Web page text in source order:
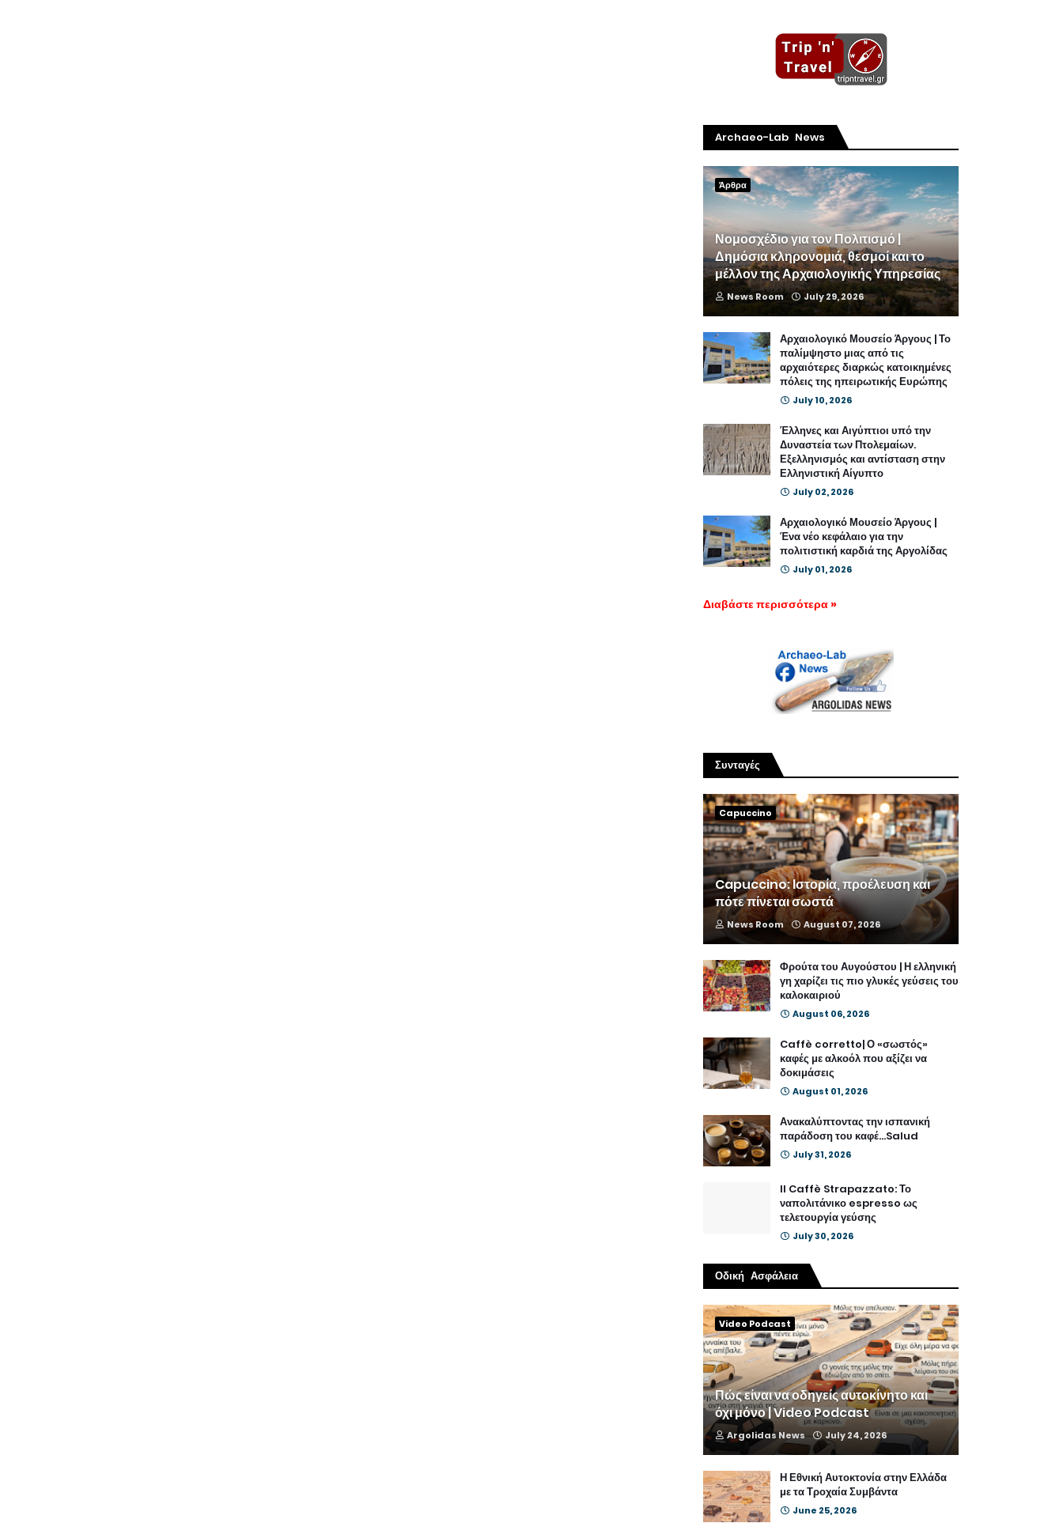
Archaeo-Lab News
Άρθρα
Νομοσχέδιο για τον Πολιτισμό |
Δημόσια κληρονομιά, θεσμοί και το
μέλλον της Αρχαιολογικής Υπηρεσίας
News Room July 29, 2026
Αρχαιολογικό Μουσείο Άργους | Το
παλίμψηστο μιας από τις
αρχαιότερες διαρκώς κατοικημένες
πόλεις της ηπειρωτικής Ευρώπης
July 10, 2026
Έλληνες και Αιγύπτιοι υπό την
Δυναστεία των Πτολεμαίων.
Εξελληνισμός και αντίσταση στην
Ελληνιστική Αίγυπτο
July 02, 2026
Αρχαιολογικό Μουσείο Άργους |
Ένα νέο κεφάλαιο για την
πολιτιστική καρδιά της Αργολίδας
July 01, 2026
Διαβάστε περισσότερα »
Συνταγές
Capuccino
Capuccino: Ιστορία, προέλευση και
πότε πίνεται σωστά
News Room August 07, 2026
Φρούτα του Αυγούστου | Η ελληνική
γη χαρίζει τις πιο γλυκές γεύσεις του
καλοκαιριού
August 06, 2026
Caffè corretto| Ο «σωστός»
καφές με αλκοόλ που αξίζει να
δοκιμάσεις
August 01, 2026
Ανακαλύπτοντας την ισπανική
παράδοση του καφέ...Salud
July 31, 2026
Il Caffè Strapazzato: Το
ναπολιτάνικο espresso ως
τελετουργία γεύσης
July 30, 2026
Οδική Ασφάλεια
Video Podcast
Πώς είναι να οδηγείς αυτοκίνητο και
όχι μόνο | Video Podcast
Argolidas News July 24, 2026
Η Εθνική Αυτοκτονία στην Ελλάδα
με τα Τροχαία Συμβάντα
June 25, 2026